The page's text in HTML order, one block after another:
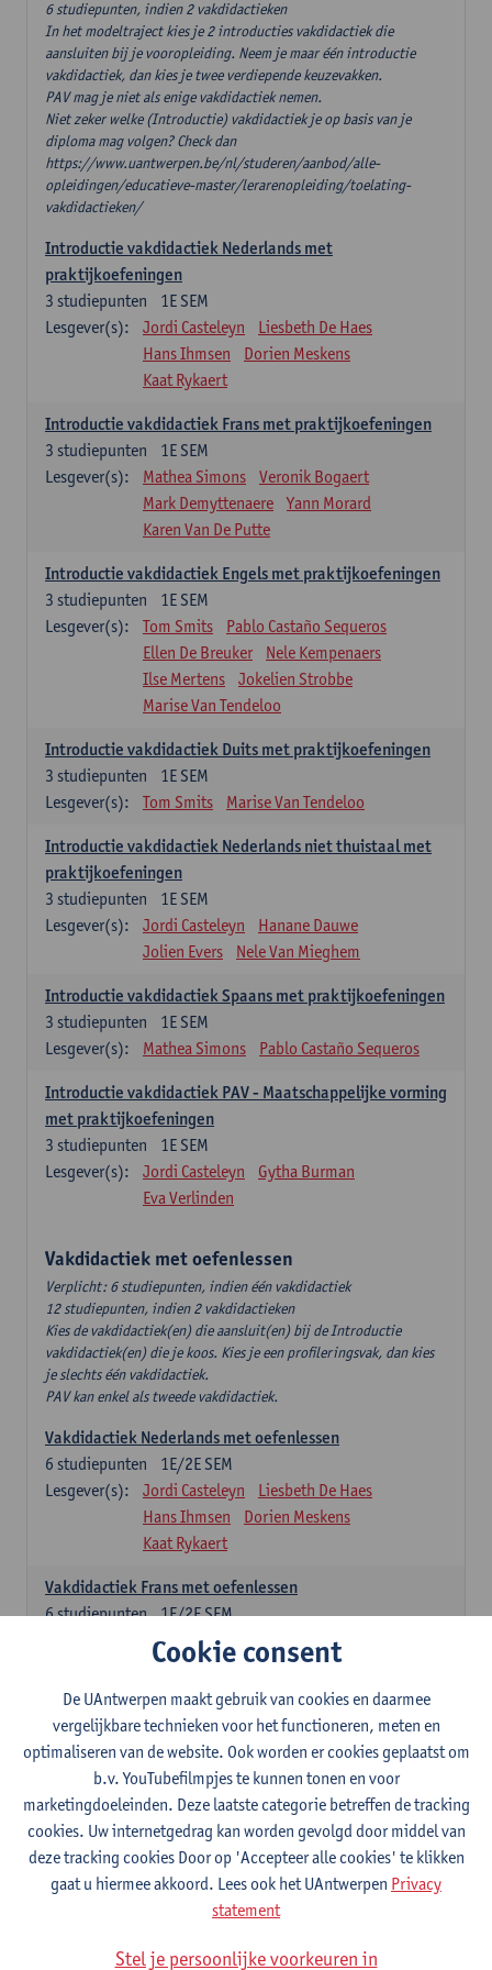
6 studiepunten, indien 2 vakdidactieken
In het modeltraject kies je 2 introducties vakdidactiek die
aansluiten bij je vooropleiding. Neem je maar één introductie
vakdidactiek, dan kies je twee verdiepende keuzevakken.
PAV mag je niet als enige vakdidactiek nemen.
Niet zeker welke (Introductie) vakdidactiek je op basis van je
diploma mag volgen? Check dan
https://www.uantwerpen.be/nl/studeren/aanbod/alle-
opleidingen/educatieve-master/lerarenopleiding/toelating-
vakdidactieken/
Introductie vakdidactiek Nederlands met
praktijkoefeningen
1E SEM
3 studiepunten
Lesgever(s):
Jordi Casteleyn
Liesbeth De Haes
Hans Ihmsen
Dorien Meskens
Kaat Rykaert
Introductie vakdidactiek Frans met praktijkoefeningen
1E SEM
3 studiepunten
Lesgever(s):
Mathea Simons
Veronik Bogaert
Mark Demyttenaere
Yann Morard
Karen Van De Putte
Introductie vakdidactiek Engels met praktijkoefeningen
1E SEM
3 studiepunten
Lesgever(s):
Tom Smits
Pablo Castaño Sequeros
Ellen De Breuker
Nele Kempenaers
Ilse Mertens
Jokelien Strobbe
Marise Van Tendeloo
Introductie vakdidactiek Duits met praktijkoefeningen
1E SEM
3 studiepunten
Lesgever(s):
Tom Smits Marise Van Tendeloo
Introductie vakdidactiek Nederlands niet thuistaal met
praktijkoefeningen
1E SEM
3 studiepunten
Lesgever(s):
Jordi Casteleyn
Hanane Dauwe
Jolien Evers
Nele Van Mieghem
Introductie vakdidactiek Spaans met praktijkoefeningen
1E SEM
3 studiepunten
Lesgever(s):
Mathea Simons Pablo Castaño Sequeros
Introductie vakdidactiek PAV - Maatschappelijke vorming
met praktijkoefeningen
1E SEM
3 studiepunten
Lesgever(s):
Jordi Casteleyn
Gytha Burman
Eva Verlinden
Vakdidactiek met oefenlessen
Verplicht: 6 studiepunten, indien één vakdidactiek
12 studiepunten, indien 2 vakdidactieken
Kies de vakdidactiek(en) die aansluit(en) bij de Introductie
vakdidactiek(en) die je koos. Kies je een profileringsvak, dan kies
je slechts één vakdidactiek.
PAV kan enkel als tweede vakdidactiek.
Vakdidactiek Nederlands met oefenlessen
1E/2E SEM
6 studiepunten
Lesgever(s):
Jordi Casteleyn
Liesbeth De Haes
Hans Ihmsen
Dorien Meskens
Kaat Rykaert
Vakdidactiek Frans met oefenlessen
1E/2E SEM
6studiepunten
Mathea Simons
Veronik Bogaert
Mark Demyttenaere
Yann Morard
Karen Van De Putte
Vakdidactiek Engels met oefenlessen
1E/2E SEM
6studiepunten
Lesgever(s):
Tom Smits
Ellen De Breuker
Nele Kempenaers
Joke Prinsen
Vakdidactiek Duits met oefenlessen
1E/2E SEM
6studiepunten
Tom Smits Marise Van Tendeloo
Vakdidactiek Nederlands niet-thuistaal met oefenlessen
Cookie consent
De UAntwerpen maakt gebruik van cookies en daarmee
vergelijkbare technieken voor het functioneren, meten en
optimaliseren van de website. Ook worden er cookies geplaatst om
b.v. YouTubefilmpjes te kunnen tonen en voor
marketingdoeleinden. Deze laatste categorie betreffen de tracking
cookies. Uw internetgedrag kan worden gevolgd door middel van
deze tracking cookies Door op 'Accepteer alle cookies' te klikken
gaat u hiermee akkoord. Lees ook het UAntwerpen Privacy
statement
Stel je persoonlijke voorkeuren in